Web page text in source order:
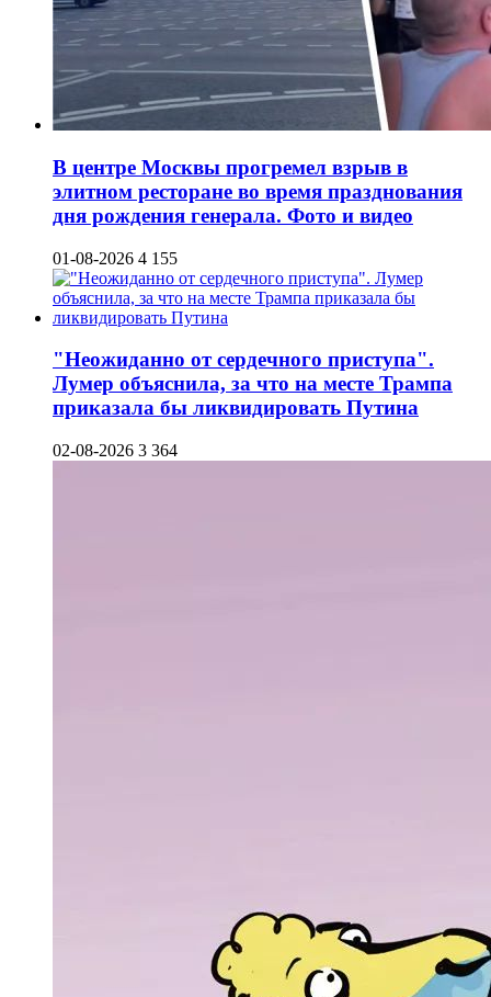
В центре Москвы прогремел взрыв в
элитном ресторане во время празднования
дня рождения генерала. Фото и видео
01-08-2026 4 155
"Неожиданно от сердечного приступа".
Лумер объяснила, за что на месте Трампа
приказала бы ликвидировать Путина
02-08-2026 3 364